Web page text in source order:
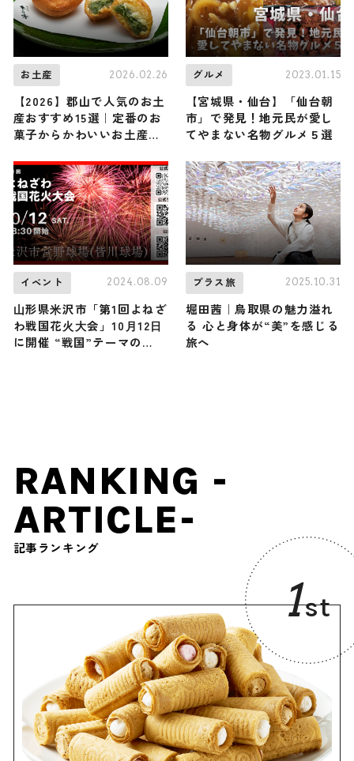
お土産 2026.02.26
【2026】郡山で人気のお土
産おすすめ15選｜定番のお
菓子からかわいいお土産・
グルメ 2023.01.15
【宮城県・仙台】「仙台朝
市」で発見！地元民が愛し
てやまない名物グルメ５選
イベント 2024.08.09
⼭形県⽶沢市「第1回よねざ
わ戦国花⽕⼤会」10⽉12⽇
に開催 “戦国”テーマの
プラス旅 2025.10.31
堀田茜｜鳥取県の魅力溢れ
る 心と身体が“美”を感じる
旅へ
RANKING -
ARTICLE-
記事ランキング
1st